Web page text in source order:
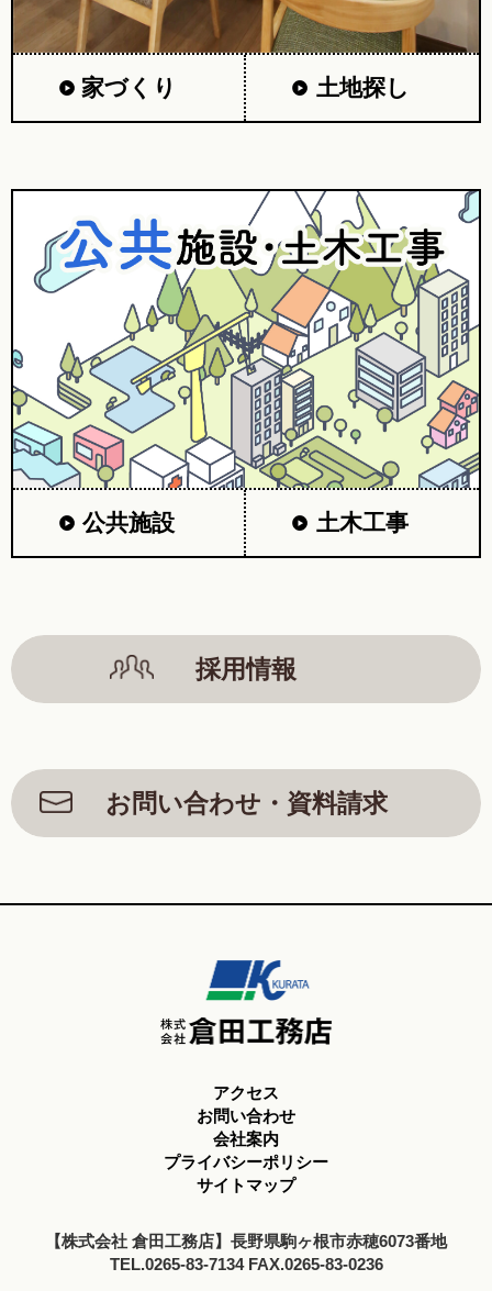
家づくり 土地探し
公共施設 土木工事
採用情報
お問い合わせ・資料請求
アクセス
お問い合わせ
会社案内
プライバシーポリシー
サイトマップ
【株式会社 倉田工務店】長野県駒ヶ根市赤穂6073番地
TEL.0265-83-7134 FAX.0265-83-0236